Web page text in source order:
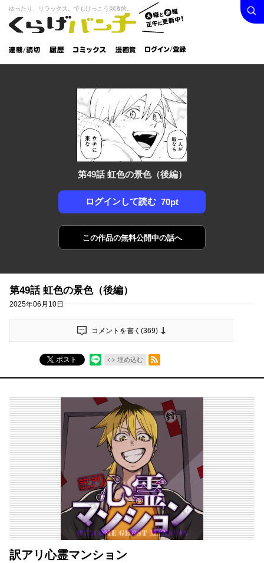
くらげバンチ
火曜と
金曜正
午に更
新中！
ゆったり、リラックス。でもけっこう刺激的。
連載/読
切
履
歴
コミック
漫画
賞
ログイン /
登録
検索
第49話 虹色の景色（後編）
ログインして読む 70pt
この作品の無料公開中の話へ
第49話 虹色の景色（後編）
2025年06月10日
コメントを書く(369)
ポスト 埋め込む
RSSフィード
訳アリ心霊マンション